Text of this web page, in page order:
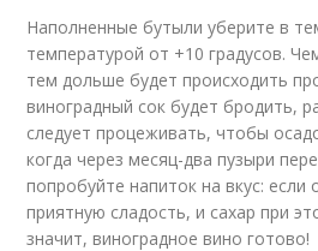
Наполненные бутыли уберите в
температурой от +10 градусов.
тем дольше будет происходить
виноградный сок будет бродить,
следует процеживать, чтобы
когда через месяц-два пузыри
попробуйте напиток на вкус: если
приятную сладость, и сахар при
значит, виноградное вино готово!